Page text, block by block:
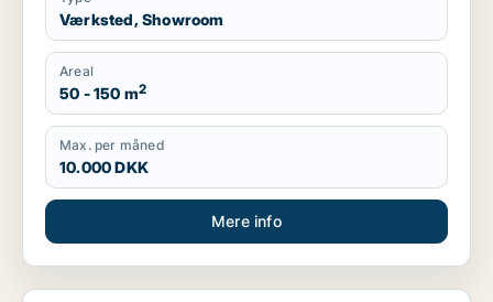
Værksted, Showroom
Areal
50 - 150 m2
Max. per måned
10.000 DKK
Mere info